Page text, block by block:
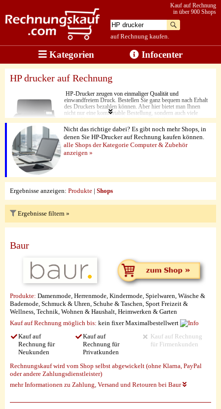
auf Rechnung kaufen.
Kauf auf Rechnung
in über 900 Shops
Kategorien Infocenter
HP drucker auf Rechnung
HP-Drucker zeugen von einmaliger Qualität und
einwandfreiem Druck. Bestellen Sie ganz bequem nach Erhalt
des Druckers bezahlen können. Aber hier bietet man Ihnen
nicht nur eine komfortable Bestellung, sondern auch viele
andere Vorzüge. Hier sind vor allem die hohe
Druckgeschwindigkeit und Druckqualität zu nennen.
Abgerundet wird die Qualität des Angebots dabei zu guter
Letzt durch die günstigen Preise und den hochwertigen
Service.
Nicht das richtige dabei? Es gibt noch mehr Shops, in
denen Sie HP-Drucker auf Rechnung kaufen können.
alle Shops der Kategorie Computer & Zubehör
anzeigen »
Ergebnisse anzeigen: Produkte | Shops
Ergebnisse filtern »
Baur
Produkte: Damenmode, Herrenmode, Kindermode, Spielwaren, Wäsche &
Bademode, Schmuck & Uhren, Schuhe & Taschen, Sport Freizeit &
Wellness, Technik, Wohnen & Haushalt, Heimwerken & Garten
Kauf auf Rechnung möglich bis: kein fixer Maximalbestellwert
Kauf auf
Rechnung für
Neukunden
Kauf auf
Rechnung für
Privatkunden
Kauf auf Rechnung
für Firmenkunden
Rechnungskauf wird vom Shop selbst abgewickelt (ohne Klarna, PayPal
oder andere Zahlungsdienstleister)
mehr Informationen zu Zahlung, Versand und Retouren bei Baur